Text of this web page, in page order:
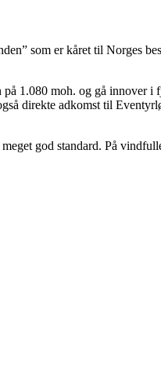
som er kåret til Norges
1.080 moh. og gå innover
direkte adkomst til
god standard. På